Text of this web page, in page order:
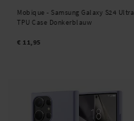
Mobique - Samsung Galaxy S24 Ultra
TPU Case Donkerblauw
€ 11,95